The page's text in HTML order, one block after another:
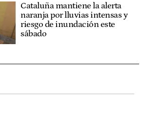
Cataluña mantiene la alerta
naranja por lluvias intensas y
riesgo de inundación este
sábado